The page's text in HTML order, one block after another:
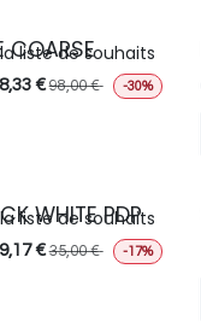
COARSE
€ 98,00€ -30%
liste de souhaits
WHITE PDP
€ 35,00€ -17%
liste de souhaits